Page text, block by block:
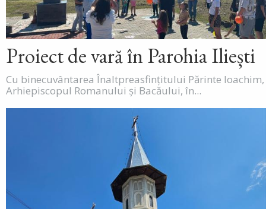
Proiect de vară în Parohia Iliești
Cu binecuvântarea Înaltpreasfințitului Părinte Ioachim,
Arhiepiscopul Romanului și Bacăului, în...